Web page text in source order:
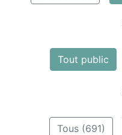
Tout public
Tous (691)